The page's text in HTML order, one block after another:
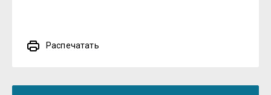
Распечатать